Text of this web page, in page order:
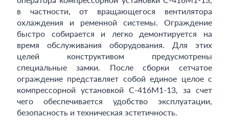
в частности, от вращающегося вентилятора
охлаждения и ременной системы. Ограждение
быстро собирается и легко демонтируется на
время обслуживания оборудования. Для этих
целей конструктивом предусмотрены
специальные замки. После сборки сетчатое
ограждение представляет собой единое целое с
компрессорной установкой С-416М1-13, за счет
чего обеспечивается удобство эксплуатации,
безопасность и техническая эстетичность.